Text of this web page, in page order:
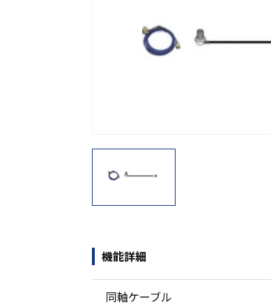
オーダーコール
機能詳細
同軸ケーブル